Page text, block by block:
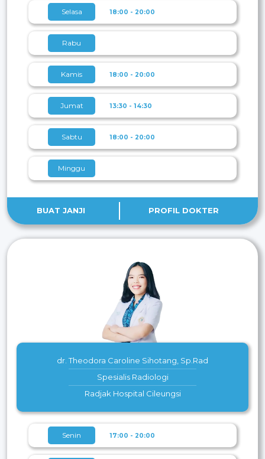
Selasa 18:00 - 20:00
Rabu
Kamis 18:00 - 20:00
Jumat 13:30 - 14:30
Sabtu 18:00 - 20:00
Minggu
BUAT JANJI PROFIL DOKTER
dr. Theodora Caroline Sihotang, Sp.Rad
Spesialis Radiologi
Radjak Hospital Cileungsi
Senin 17:00 - 20:00